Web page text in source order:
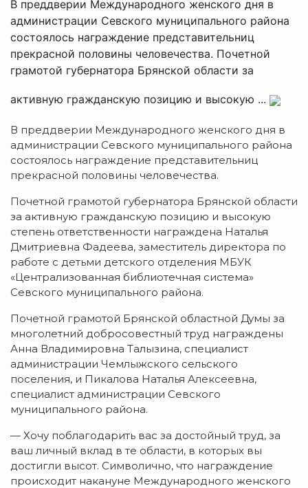
В преддверии Международного женского дня в
администрации Севского муниципального района
состоялось награждение представительниц
прекрасной половины человечества. Почетной
грамотой губернатора Брянской области за
активную гражданскую позицию и высокую ...
В преддверии Международного женского дня в
администрации Севского муниципального района
состоялось награждение представительниц
прекрасной половины человечества.
Почетной грамотой губернатора Брянской области
за активную гражданскую позицию и высокую
степень ответственности награждена Наталья
Дмитриевна Фадеева, заместитель директора по
работе с детьми детского отделения МБУК
«Централизованная библиотечная система»
Севского муниципального района.
Почетной грамотой Брянской областной Думы за
многолетний добросовестный труд награждены
Анна Владимировна Талызина, специалист
администрации Чемлыжского сельского
поселения, и Пикалова Наталья Алексеевна,
специалист администрации Севского
муниципального района.
— Хочу поблагодарить вас за достойный труд, за
ваш личный вклад в те области, в которых вы
достигли высот. Символично, что награждение
происходит накануне Международного женского